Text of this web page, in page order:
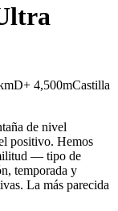
D+ 4,500mCastilla
de nivel
positivo. Hemos
— tipo de
temporada y
La más parecida